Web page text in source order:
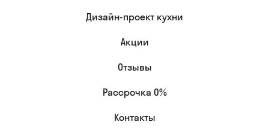
Дизайн-проект кухни
Акции
Отзывы
Рассрочка 0%
Контакты